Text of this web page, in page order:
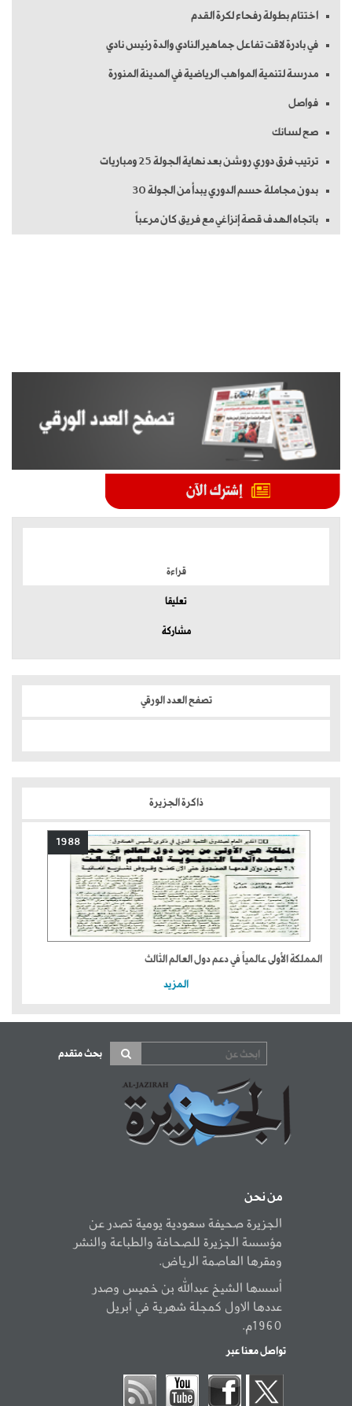
اختتام بطولة رفحاء لكرة القدم
في بادرة لاقت تفاعل جماهير النادي والدة رئيس نادي
مدرسة لتنمية المواهب الرياضية في المدينة المنورة
فواصل
صح لسانك
ترتيب فرق دوري روشن بعد نهاية الجولة 25 ومباريات
بدون مجاملة حسم الدوري يبدأ من الجولة 30
باتجاه الهدف قصة إنزاغي مع فريق كان مرعباً
قراءة
تعليقا
مشاركة
تصفح العدد الورقي
ذاكرة الجزيرة
1988
المملكة الأولى عالمياً في دعم دول العالم الثالث
المزيد
بحث متقدم
من نحن
الجزيرة صحيفة سعودية يومية تصدر عن
مؤسسة الجزيرة للصحافة والطباعة والنشر
ومقرها العاصمة الرياض.
أسسها الشيخ عبدالله بن خميس وصدر
عددها الاول كمجلة شهرية في أبريل
1960م.
تواصل معنا عبر